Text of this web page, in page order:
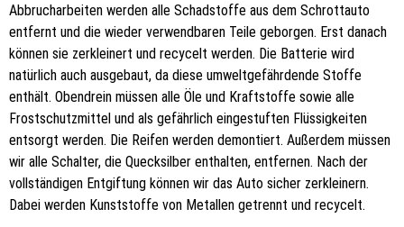
Abbrucharbeiten werden alle Schadstoffe aus dem Schrottauto
entfernt und die wieder verwendbaren Teile geborgen. Erst danach
können sie zerkleinert und recycelt werden. Die Batterie wird
natürlich auch ausgebaut, da diese umweltgefährdende Stoffe
enthält. Obendrein müssen alle Öle und Kraftstoffe sowie alle
Frostschutzmittel und als gefährlich eingestuften Flüssigkeiten
entsorgt werden. Die Reifen werden demontiert. Außerdem müssen
wir alle Schalter, die Quecksilber enthalten, entfernen. Nach der
vollständigen Entgiftung können wir das Auto sicher zerkleinern.
Dabei werden Kunststoffe von Metallen getrennt und recycelt.